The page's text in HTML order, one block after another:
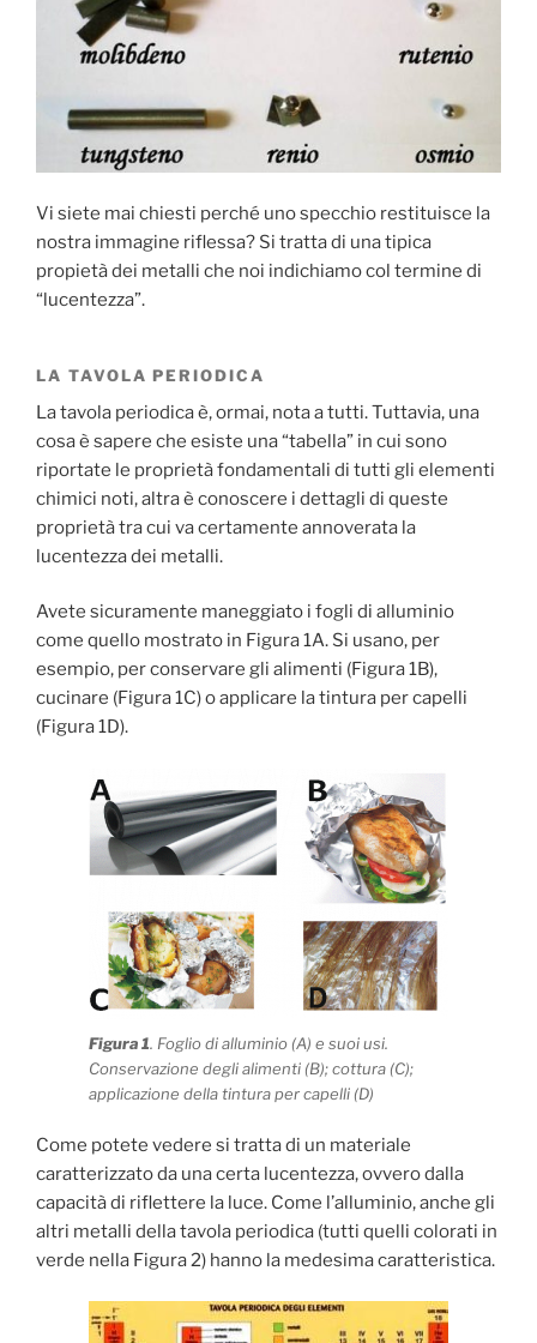
Vi siete mai chiesti perché uno specchio restituisce la
nostra immagine riflessa? Si tratta di una tipica
propietà dei metalli che noi indichiamo col termine di
“lucentezza”.
LA TAVOLA PERIODICA
La tavola periodica è, ormai, nota a tutti. Tuttavia, una
cosa è sapere che esiste una “tabella” in cui sono
riportate le proprietà fondamentali di tutti gli elementi
chimici noti, altra è conoscere i dettagli di queste
proprietà tra cui va certamente annoverata la
lucentezza dei metalli.
Avete sicuramente maneggiato i fogli di alluminio
come quello mostrato in Figura 1A. Si usano, per
esempio, per conservare gli alimenti (Figura 1B),
cucinare (Figura 1C) o applicare la tintura per capelli
(Figura 1D).
Figura 1. Foglio di alluminio (A) e suoi usi.
Conservazione degli alimenti (B); cottura (C);
applicazione della tintura per capelli (D)
Come potete vedere si tratta di un materiale
caratterizzato da una certa lucentezza, ovvero dalla
capacità di riflettere la luce. Come l’alluminio, anche gli
altri metalli della tavola periodica (tutti quelli colorati in
verde nella Figura 2) hanno la medesima caratteristica.